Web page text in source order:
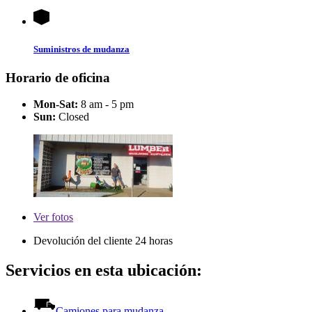
Suministros de mudanza
Horario de oficina
Mon-Sat: 8 am - 5 pm
Sun: Closed
Verfotos
Devolución del cliente 24 horas
Servicios en esta ubicación: